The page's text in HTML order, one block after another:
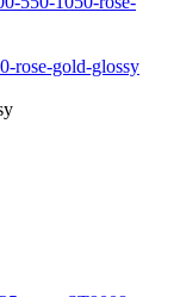
rose-gold-glossy